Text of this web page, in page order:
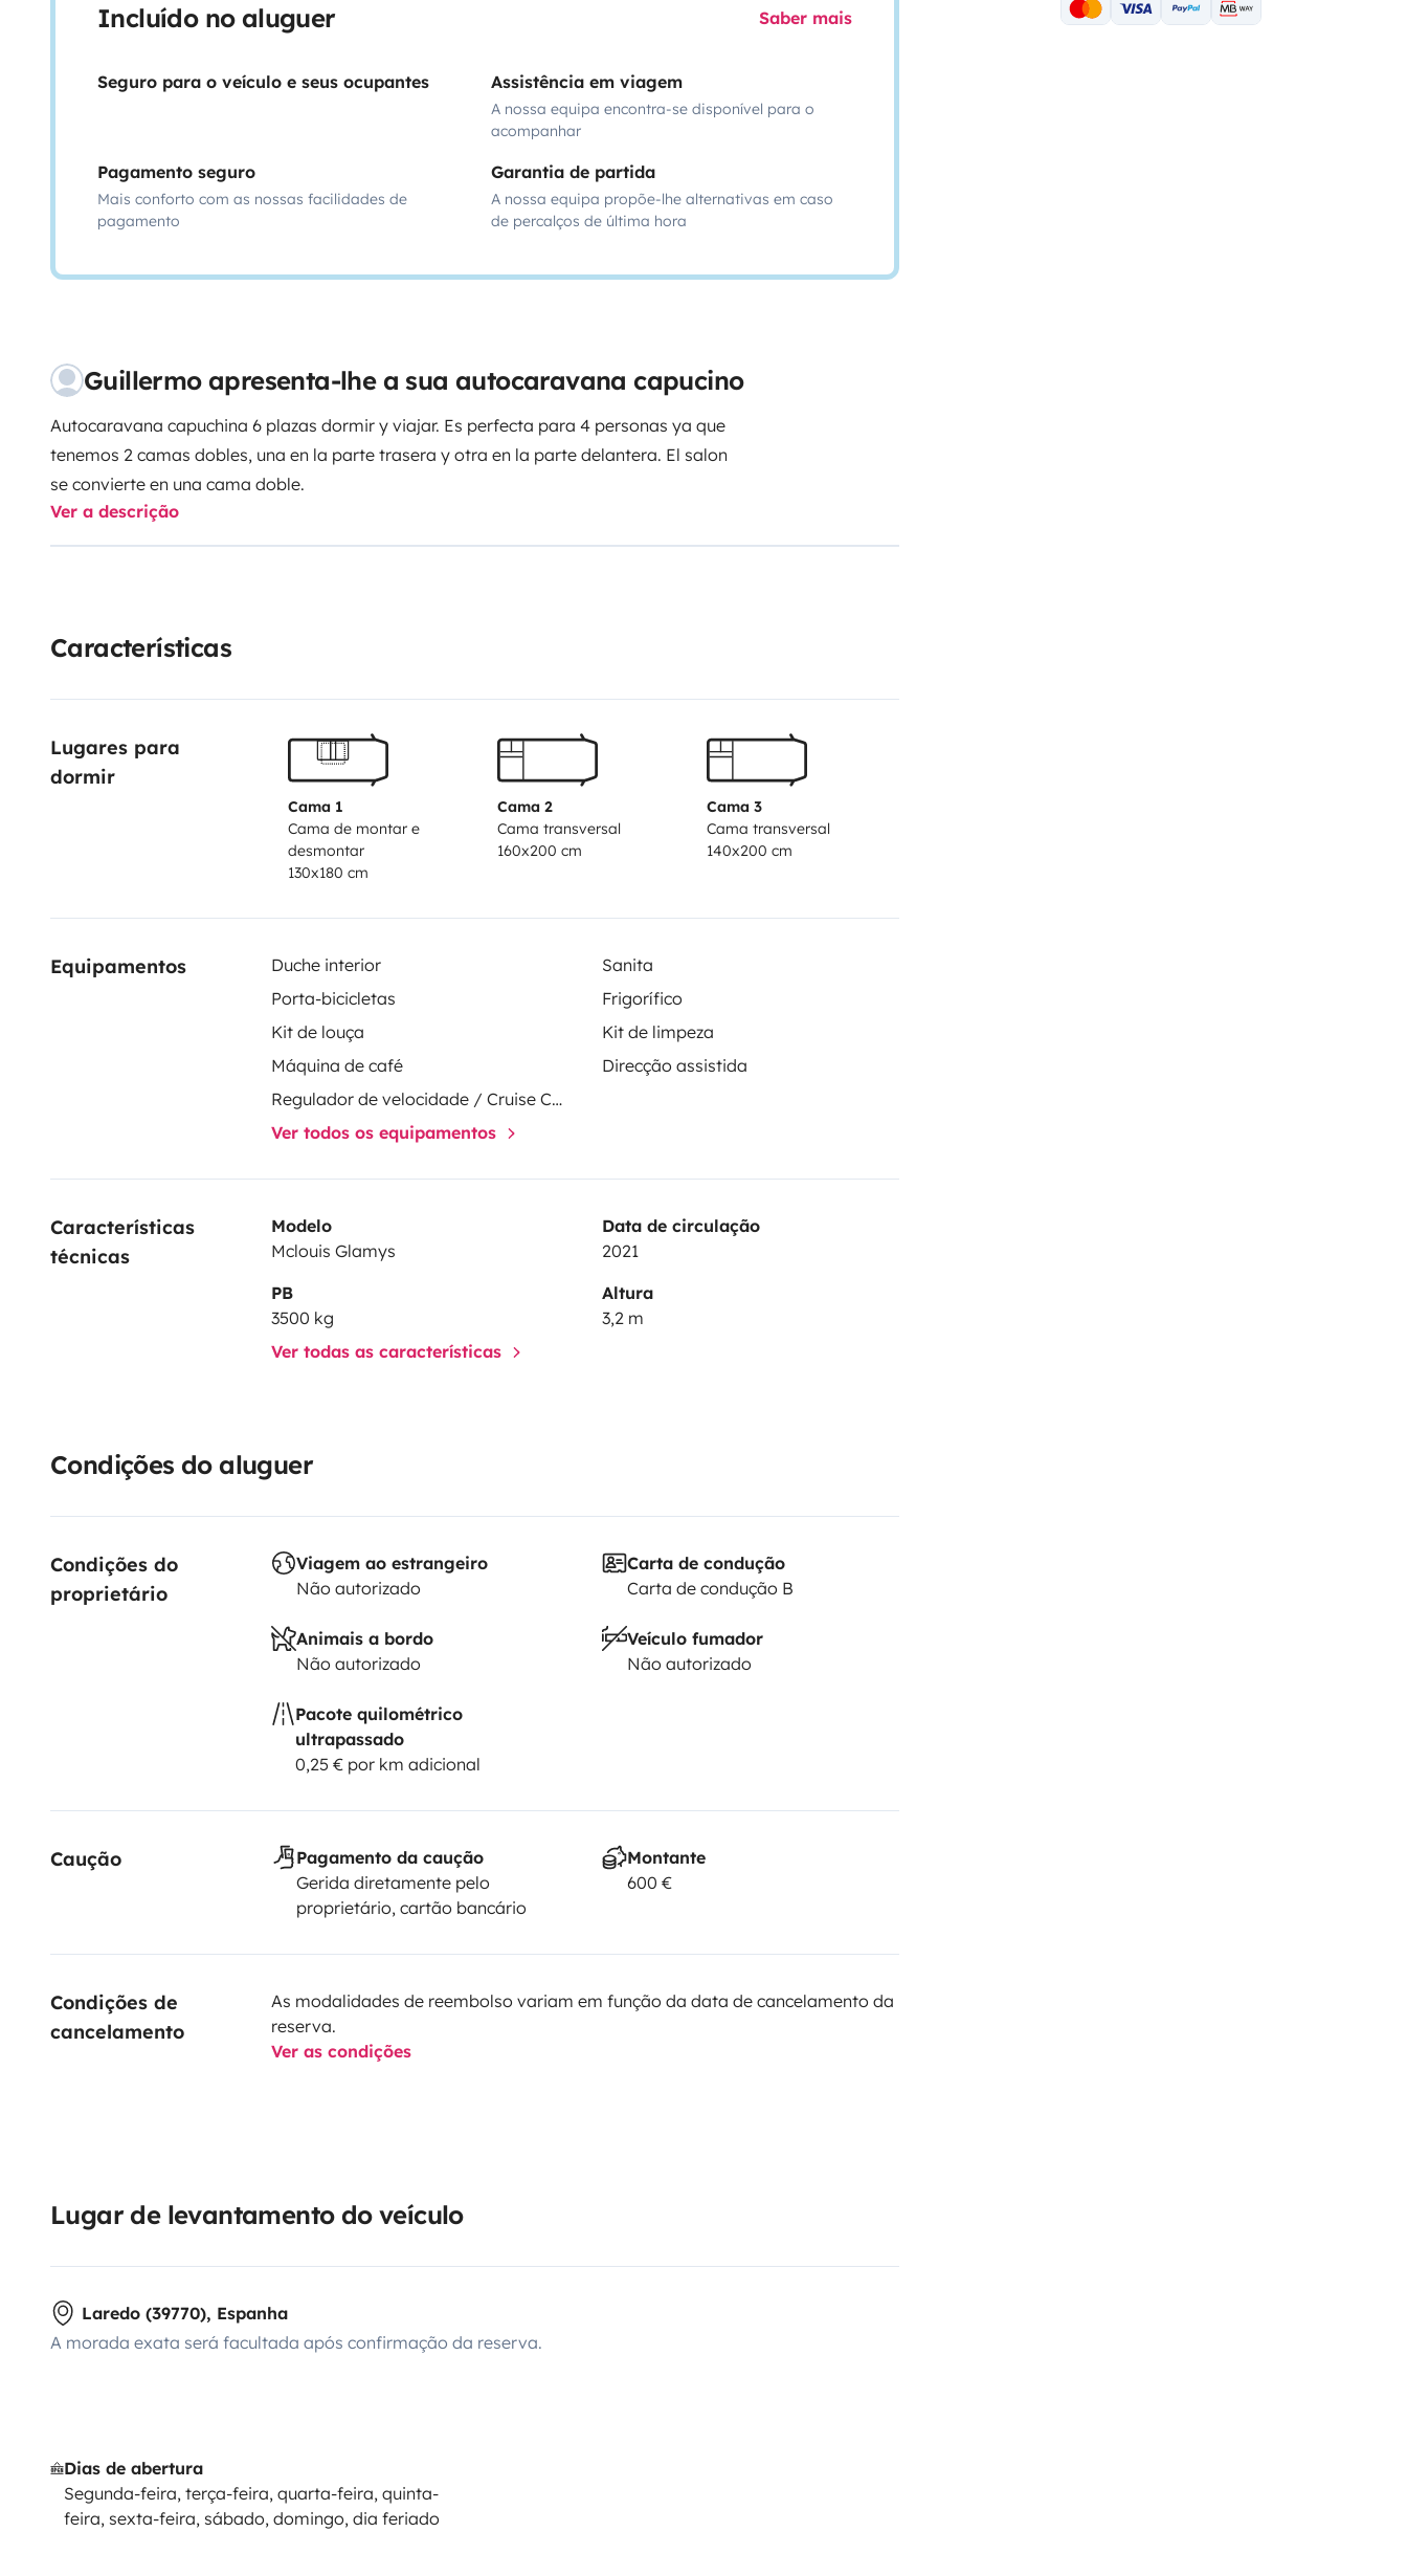
Incluído no aluguer Saber mais
Seguro para o veículo e seus ocupantes Assistência em viagem
A nossa equipa encontra-se disponível para o
acompanhar
Pagamento seguro
Mais conforto com as nossas facilidades de
pagamento
Garantia de partida
A nossa equipa propõe-lhe alternativas em caso
de percalços de última hora
Guillermo apresenta-lhe a sua autocaravana capucino
Autocaravana capuchina 6 plazas dormir y viajar. Es perfecta para 4 personas ya que
tenemos 2 camas dobles, una en la parte trasera y otra en la parte delantera. El salon
se convierte en una cama doble.
Ver a descrição
Características
Lugares para
dormir
Cama 1
Cama de montar e
desmontar
130x180 cm
Cama 2
Cama transversal
160x200 cm
Cama 3
Cama transversal
140x200 cm
Equipamentos Duche interior
Sanita
Porta-bicicletas
Frigorífico
Kit de louça
Kit de limpeza
Máquina de café
Direcção assistida
Regulador de velocidade / Cruise Control
Ver todos os equipamentos
Características
técnicas
Modelo
Mclouis Glamys
Data de circulação
2021
PB
3500 kg
Altura
3,2 m
Ver todas as características
Condições do aluguer
Condições do
proprietário
Viagem ao estrangeiro
Não autorizado
Carta de condução
Carta de condução B
Animais a bordo
Não autorizado
Veículo fumador
Não autorizado
Pacote quilométrico
ultrapassado
0,25 € por km adicional
Caução
Pagamento da caução
Gerida diretamente pelo
proprietário, cartão bancário
Montante
600 €
Condições de
cancelamento
As modalidades de reembolso variam em função da data de cancelamento da
reserva.
Ver as condições
Lugar de levantamento do veículo
Laredo (39770), Espanha
A morada exata será facultada após confirmação da reserva.
Dias de abertura
Segunda-feira, terça-feira, quarta-feira, quinta-
feira, sexta-feira, sábado, domingo, dia feriado